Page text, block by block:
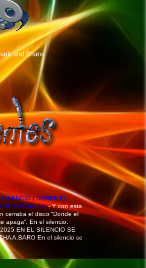
( DONDE EL
SE APAGA, 14)-Y con esta
cerraba el disco “Donde el
apaga”, En el silencio.
EN EL SILENCIO SE
A.BARO En el silencio se